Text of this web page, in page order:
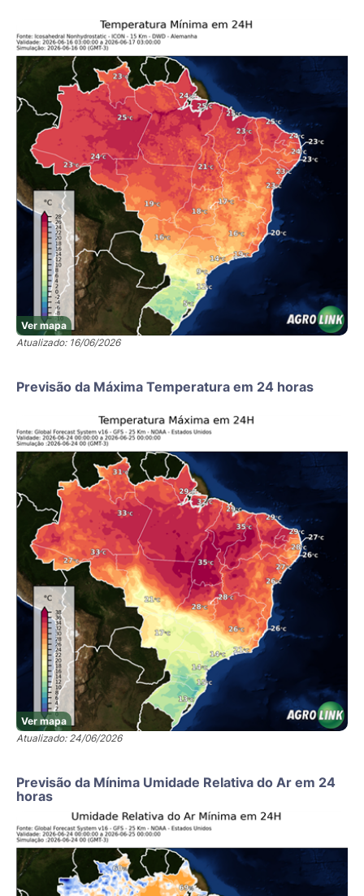
Ver mapa
Atualizado: 16/06/2026
Previsão da Máxima Temperatura em 24 horas
Ver mapa
Atualizado: 24/06/2026
Previsão da Mínima Umidade Relativa do Ar em 24
horas